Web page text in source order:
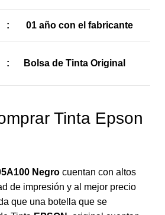
: 01 año con el fabricante
: Bolsa de Tinta Original
Tinta Epson
Negro cuentan con altos
de impresión y al mejor precio
que una botella que se